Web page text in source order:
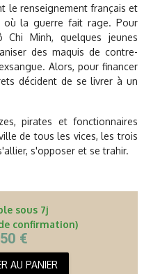
le renseignement français et
où la guerre fait rage. Pour
Minh, quelques jeunes
des maquis de contre-
Alors, pour financer
décident de se livrer à un
pirates et fonctionnaires
de tous les vices, les trois
s'opposer et se trahir.
sous 7j
confirmation)
€
AU PANIER